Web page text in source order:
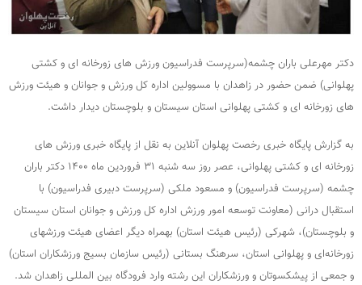
دکتر مهرعلی باران چشمه(سرپرست فدراسیون ورزش های زورخانه ای و کشتی
پهلوانی) ضمن حضور در زاهدان با مسوولین اداره کل ورزش و جوانان و هیئت ورزش
های زورخانه ای و کشتی پهلوانی استان سیستان و بلوچستان دیدار داشت.
به گزارش پایگاه خبری رخصت پهلوان آنلاین به نقل از پایگاه خبری ورزش های
زورخانه ای و کشتی پهلوانی، عصر روز سه شنبه ۳۱ فروردین ماه ۱۴۰۰ دکتر باران
چشمه (سرپرست فدراسیون) و مسعود ملکی (سرپرست دبیری فدراسیون) با
استقبال درانی (معاونت توسعه امور ورزش اداره کل ورزش و جوانان استان سیستان
و بلوچستان)، شهرکی (رئیس هیئت استان) بهمراه دیگر اعضای هیئت ورزشهای
زورخانه‌ای و پهلوانی استان، سرهنگ بستانی (رئیس سازمان بسیج ورزشکاران استان)
و جمعی از پیشکسوتان و ورزشکاران این رشته وارد فرودگاه بین المللی زاهدان شد.